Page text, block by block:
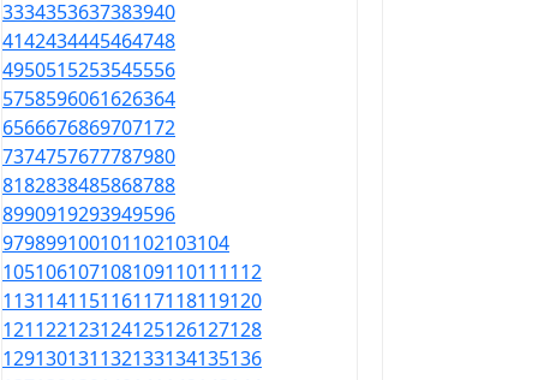
3334353637383940
4142434445464748
4950515253545556
5758596061626364
6566676869707172
7374757677787980
8182838485868788
8990919293949596
979899100101102103104
105106107108109110111112
113114115116117118119120
121122123124125126127128
129130131132133134135136